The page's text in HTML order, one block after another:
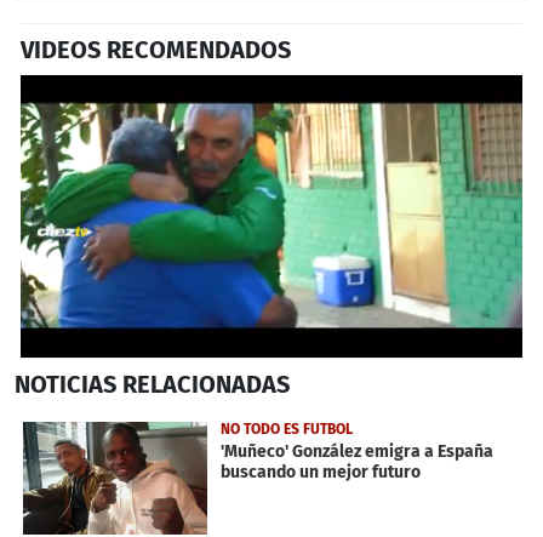
VIDEOS RECOMENDADOS
seconds
50
seconds
NOTICIAS RELACIONADAS
NO TODO ES FUTBOL
'Muñeco' González emigra a España
buscando un mejor futuro